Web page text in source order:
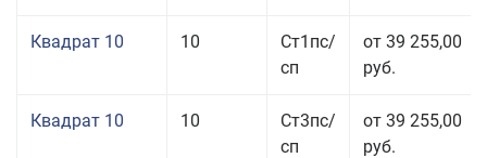
Квадрат 10 10
Ст1пс/
сп
от 39 255,00
руб.
Квадрат 10 10
Ст3пс/
сп
от 39 255,00
руб.